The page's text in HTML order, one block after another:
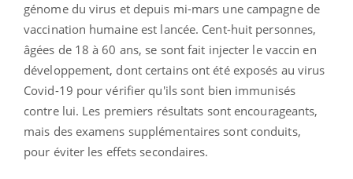
génome du virus et depuis mi-mars une campagne de
vaccination humaine est lancée. Cent-huit personnes,
âgées de 18 à 60 ans, se sont fait injecter le vaccin en
développement, dont certains ont été exposés au virus
Covid-19 pour vérifier qu'ils sont bien immunisés
contre lui. Les premiers résultats sont encourageants,
mais des examens supplémentaires sont conduits,
pour éviter les effets secondaires.